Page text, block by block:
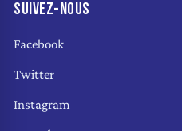
SUIVEZ-NOUS
Facebook
Twitter
Instagram